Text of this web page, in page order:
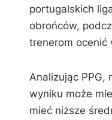
portugalskich
obrońców,
trenerom ocenić
Analizując PPG,
wyniku może
mieć niższe